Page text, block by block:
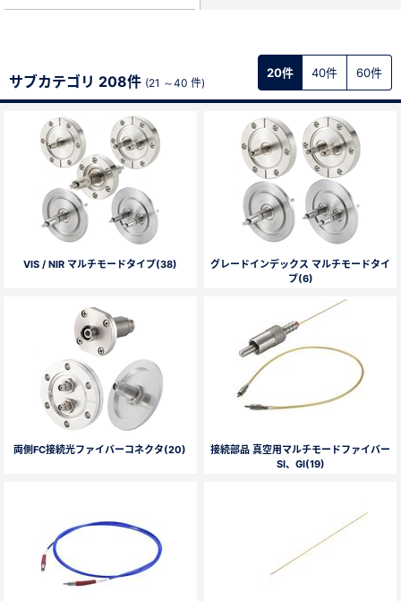
サブカテゴリ 208件 (21 ～40 件)
20件 40件 60件
VIS / NIR マルチモードタイプ(38)
グレードインデックス マルチモードタイ
プ(6)
両側FC接続光ファイバーコネクタ(20)
接続部品 真空用マルチモードファイバー
SI、GI(19)